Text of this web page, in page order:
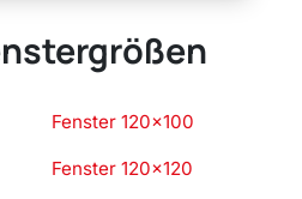
Fenster 120×100
Fenster 120×120